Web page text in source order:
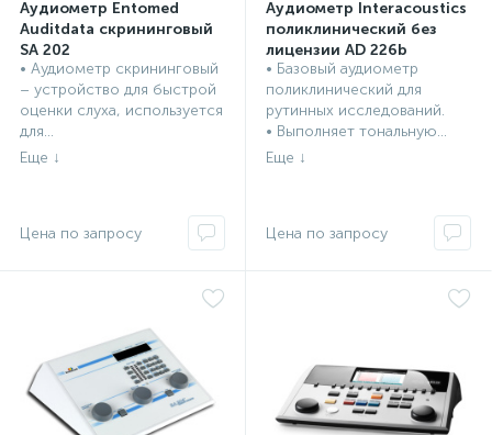
Аудиометр Entomed
Auditdata скрининговый
SA 202
ЛОР оборудование,
инструменты
• Аудиометр скрининговый
– устройство для быстрой
оценки слуха, используется
для...
Аудиометр Interacoustics
поликлинический без
лицензии AD 226b
ЛОР оборудование,
инструменты
• Базовый аудиометр
поликлинический для
рутинных исследований.
• Выполняет тональную...